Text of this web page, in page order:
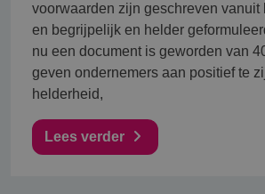
voorwaarden zijn geschreven vanuit
en begrijpelijk en helder
nu een document is geworden van
geven ondernemers aan positief te
helderheid,
Lees verder